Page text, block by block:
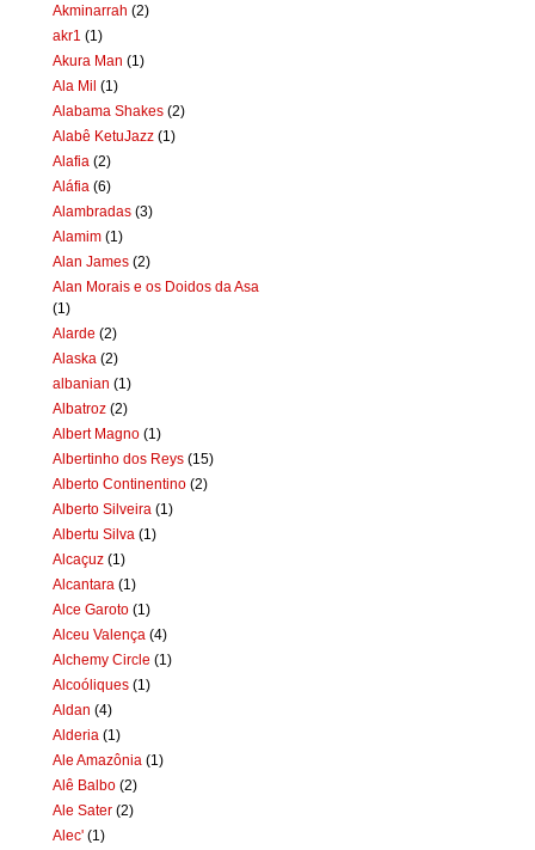
Akminarrah (2)
akr1 (1)
Akura Man (1)
Ala Mil (1)
Alabama Shakes (2)
Alabê KetuJazz (1)
Alafia (2)
Aláfia (6)
Alambradas (3)
Alamim (1)
Alan James (2)
Alan Morais e os Doidos da Asa
(1)
Alarde (2)
Alaska (2)
albanian (1)
Albatroz (2)
Albert Magno (1)
Albertinho dos Reys (15)
Alberto Continentino (2)
Alberto Silveira (1)
Albertu Silva (1)
Alcaçuz (1)
Alcantara (1)
Alce Garoto (1)
Alceu Valença (4)
Alchemy Circle (1)
Alcoóliques (1)
Aldan (4)
Alderia (1)
Ale Amazônia (1)
Alê Balbo (2)
Ale Sater (2)
Alec' (1)